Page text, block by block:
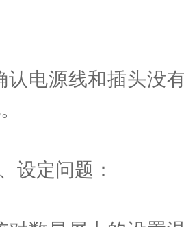
源线和插头没有
定问题：